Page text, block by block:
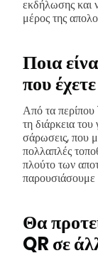
εκδήλωσης και
μέρος της
Ποια
που
Από τα
τη διάρκεια
σάρωσεις, που
πολλαπλές
πλούτο των
παρουσιάσουμε
Θα
QR σε